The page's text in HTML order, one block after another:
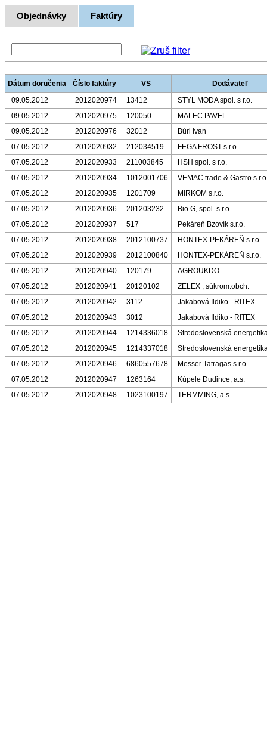
Objednávky Faktúry
Dátum doručenia Číslo faktúry VS
Dodávateľ
09.05.2012
2012020974 13412
STYL MODA spol. s r.o.
09.05.2012
2012020975 120050
MALEC PAVEL
09.05.2012
2012020976 32012
Búri Ivan
07.05.2012
2012020932 212034519
FEGA FROST s.r.o.
07.05.2012
2012020933 211003845
HSH spol. s r.o.
07.05.2012
2012020934 1012001706
VEMAC trade & Gastro
07.05.2012
2012020935 1201709
MIRKOM s.r.o.
07.05.2012
2012020936 201203232
Bio G, spol. s r.o.
07.05.2012
2012020937 517
Pekáreň Bzovík s.r.o.
07.05.2012
2012020938 2012100737
HONTEX-PEKÁREŇ s.r.o.
07.05.2012
2012020939 2012100840
HONTEX-PEKÁREŇ s.r.o.
07.05.2012
2012020940 120179
AGROUKDO -
07.05.2012
2012020941 20120102
ZELEX , súkrom.obch.
07.05.2012
2012020942 3112
Jakabová Ildiko - RITEX
07.05.2012
2012020943 3012
Jakabová Ildiko - RITEX
07.05.2012
2012020944 1214336018
Stredoslovenská
07.05.2012
2012020945 1214337018
Stredoslovenská
07.05.2012
2012020946 6860557678
Messer Tatragas s.r.o.
07.05.2012
2012020947 1263164
Kúpele Dudince, a.s.
07.05.2012
2012020948 1023100197 TERMMING, a.s.